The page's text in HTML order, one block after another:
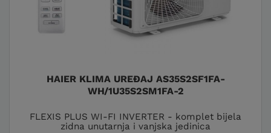
HAIER KLIMA UREĐAJ AS35S2SF1FA-
WH/1U35S2SM1FA-2
FLEXIS PLUS WI-FI INVERTER - komplet bijela
zidna unutarnja i vanjska jedinica